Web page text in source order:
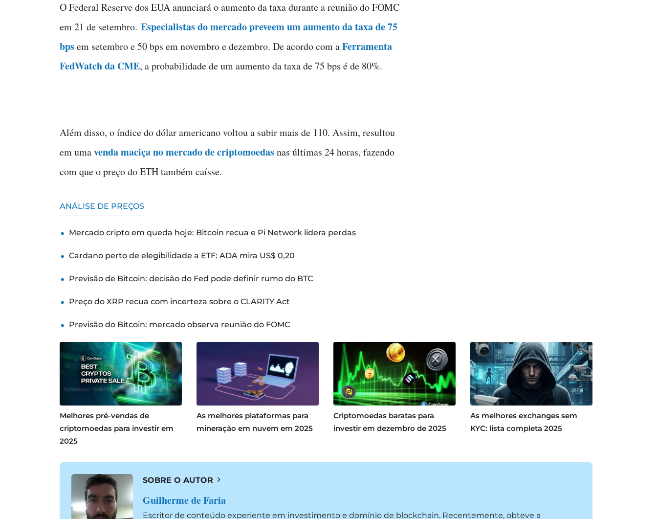
O Federal Reserve dos EUA anunciará o aumento da taxa durante a reunião do FOMC
em 21 de setembro. Especialistas do mercado preveem um aumento da taxa de 75
bpsem setembro e 50 bps em novembro e dezembro. De acordo com aFerramenta
FedWatch da CME, a probabilidade de um aumento da taxa de 75 bps é de 80%.
Além disso, o índice do dólar americano voltou a subir mais de 110. Assim, resultou
em umavenda maciça no mercado de criptomoedasnas últimas 24 horas, fazendo
com que o preço do ETH também caísse.
ANÁLISE DE PREÇOS
Mercado cripto em queda hoje: Bitcoin recua e Pi Network lidera perdas
Cardano perto de elegibilidade a ETF: ADA mira US$ 0,20
Previsão de Bitcoin: decisão do Fed pode definir rumo do BTC
Preço do XRP recua com incerteza sobre o CLARITY Act
Previsão do Bitcoin: mercado observa reunião do FOMC
Melhores pré-vendas de
criptomoedas para investir em
2025
As melhores plataformas para
mineração em nuvem em 2025
Criptomoedas baratas para
investir em dezembro de 2025
As melhores exchanges sem
KYC: lista completa 2025
SOBRE O AUTOR
Guilherme de Faria
Escritor de conteúdo experiente em investimento e domínio de blockchain. Recentemente, obteve a